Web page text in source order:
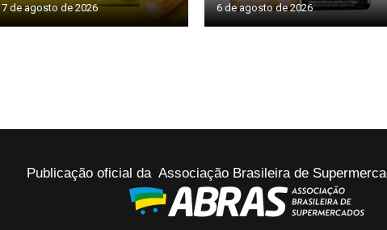
7 de agosto de 2026 6 de agosto de 2026
Publicação oficial da Associação Brasileira de